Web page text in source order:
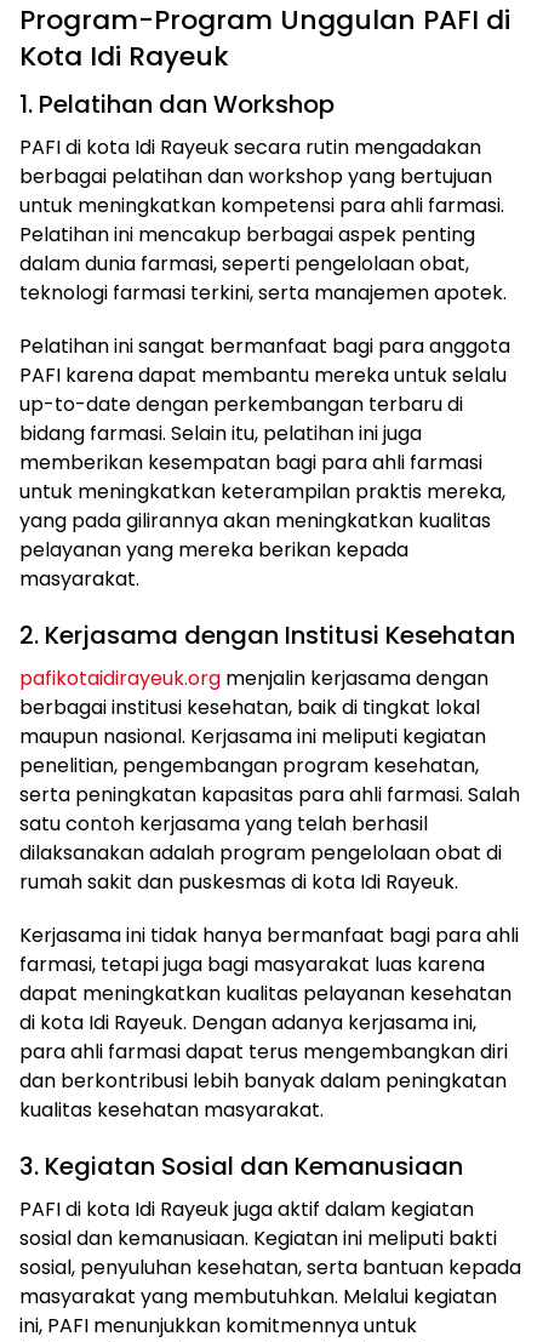
Program-Program Unggulan PAFI di
Kota Idi Rayeuk
1. Pelatihan dan Workshop
PAFI di kota Idi Rayeuk secara rutin mengadakan
berbagai pelatihan dan workshop yang bertujuan
untuk meningkatkan kompetensi para ahli farmasi.
Pelatihan ini mencakup berbagai aspek penting
dalam dunia farmasi, seperti pengelolaan obat,
teknologi farmasi terkini, serta manajemen apotek.
Pelatihan ini sangat bermanfaat bagi para anggota
PAFI karena dapat membantu mereka untuk selalu
up-to-date dengan perkembangan terbaru di
bidang farmasi. Selain itu, pelatihan ini juga
memberikan kesempatan bagi para ahli farmasi
untuk meningkatkan keterampilan praktis mereka,
yang pada gilirannya akan meningkatkan kualitas
pelayanan yang mereka berikan kepada
masyarakat.
2. Kerjasama dengan Institusi Kesehatan
pafikotaidirayeuk.org menjalin kerjasama dengan
berbagai institusi kesehatan, baik di tingkat lokal
maupun nasional. Kerjasama ini meliputi kegiatan
penelitian, pengembangan program kesehatan,
serta peningkatan kapasitas para ahli farmasi. Salah
satu contoh kerjasama yang telah berhasil
dilaksanakan adalah program pengelolaan obat di
rumah sakit dan puskesmas di kota Idi Rayeuk.
Kerjasama ini tidak hanya bermanfaat bagi para ahli
farmasi, tetapi juga bagi masyarakat luas karena
dapat meningkatkan kualitas pelayanan kesehatan
di kota Idi Rayeuk. Dengan adanya kerjasama ini,
para ahli farmasi dapat terus mengembangkan diri
dan berkontribusi lebih banyak dalam peningkatan
kualitas kesehatan masyarakat.
3. Kegiatan Sosial dan Kemanusiaan
PAFI di kota Idi Rayeuk juga aktif dalam kegiatan
sosial dan kemanusiaan. Kegiatan ini meliputi bakti
sosial, penyuluhan kesehatan, serta bantuan kepada
masyarakat yang membutuhkan. Melalui kegiatan
ini, PAFI menunjukkan komitmennya untuk